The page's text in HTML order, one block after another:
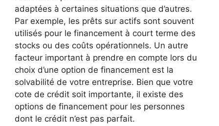
adaptées à certaines situations que d’autres.
Par exemple, les prêts sur actifs sont souvent
utilisés pour le financement à court terme des
stocks ou des coûts opérationnels. Un autre
facteur important à prendre en compte lors du
choix d’une option de financement est la
solvabilité de votre entreprise. Bien que votre
cote de crédit soit importante, il existe des
options de financement pour les personnes
dont le crédit n’est pas parfait.